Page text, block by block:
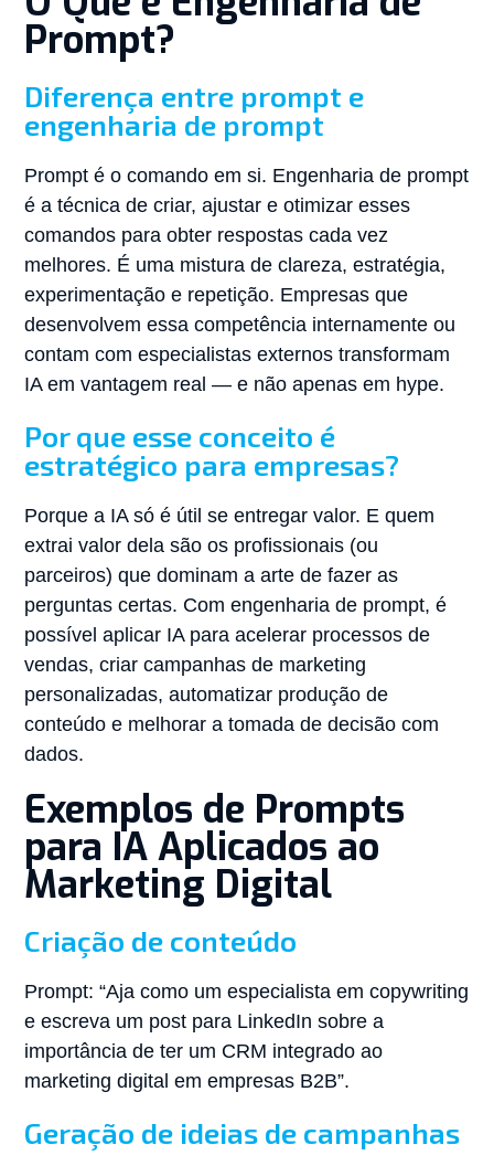
Prompt?
Diferença entre prompt e
engenharia de prompt
Prompt é o comando em si. Engenharia de prompt
é a técnica de criar, ajustar e otimizar esses
comandos para obter respostas cada vez
melhores. É uma mistura de clareza, estratégia,
experimentação e repetição. Empresas que
desenvolvem essa competência internamente ou
contam com especialistas externos transformam
IA em vantagem real — e não apenas em hype.
Por que esse conceito é
estratégico para empresas?
Porque a IA só é útil se entregar valor. E quem
extrai valor dela são os profissionais (ou
parceiros) que dominam a arte de fazer as
perguntas certas. Com engenharia de prompt, é
possível aplicar IA para acelerar processos de
vendas, criar campanhas de marketing
personalizadas, automatizar produção de
conteúdo e melhorar a tomada de decisão com
dados.
Exemplos de Prompts
para IA Aplicados ao
Marketing Digital
Criação de conteúdo
Prompt: “Aja como um especialista em copywriting
e escreva um post para LinkedIn sobre a
importância de ter um CRM integrado ao
marketing digital em empresas B2B”.
Geração de ideias de campanhas